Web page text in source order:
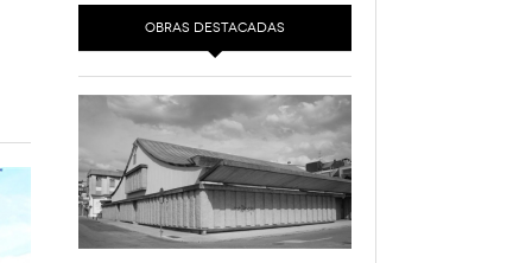
OBRAS DESTACADAS